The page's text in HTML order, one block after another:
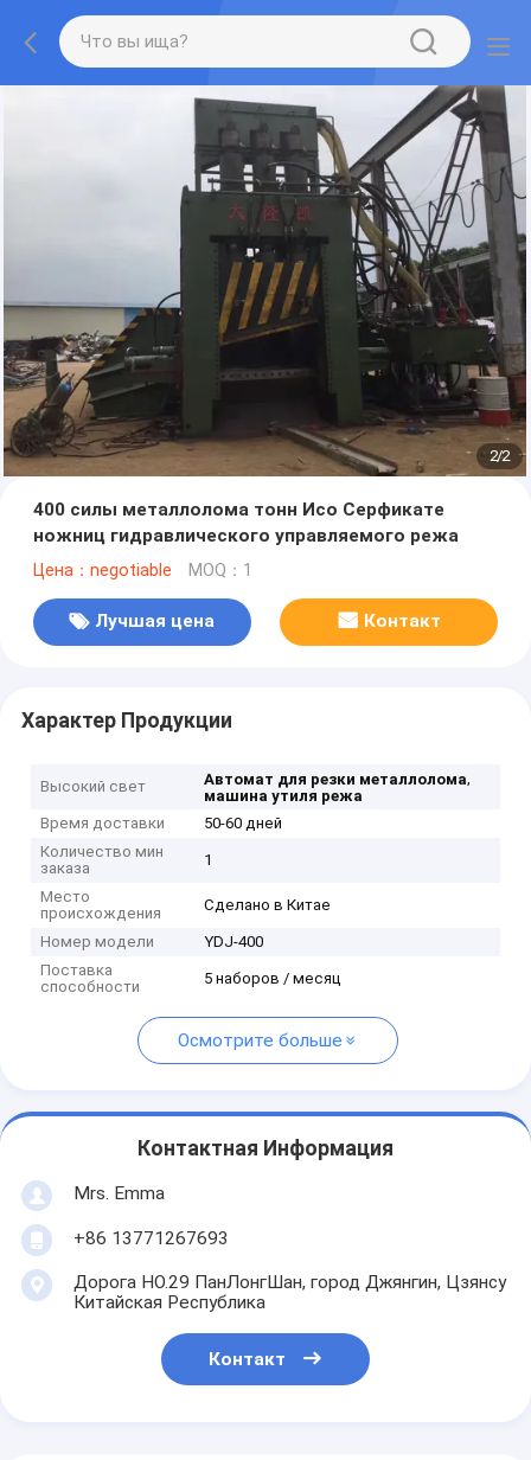
2/2
400 силы металлолома тонн Исо Серфикате
ножниц гидравлического управляемого режа
Цена：negotiable MOQ：1
Лучшая цена Контакт
Характер Продукции
Высокий свет Автомат для резки металлолома,
машина утиля режа
Время доставки
50-60 дней
Количество мин
заказа
1
Место
происхождения
Сделано в Китае
Номер модели
YDJ-400
Поставка
способности
5 наборов / месяц
Осмотрите больше
Контактная Информация
Mrs. Emma
+86 13771267693
Дорога НО.29 ПанЛонгШан, город Джянгин, Цзянсу
Китайская Республика
Контакт